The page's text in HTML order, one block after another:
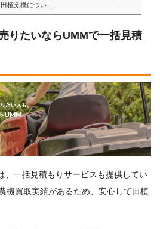
植え機につい...
りたいならUMMで一括見積
、一括見積もりサービスも提供してい
機買取実績があるため、安心して田植